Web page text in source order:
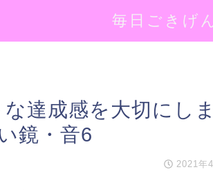
毎日ごきげ
達成感を大切にし
鏡・音6
2021年